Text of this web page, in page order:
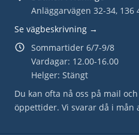
Anläggarvägen 32-34, 136
Se vägbeskrivning →
Sommartider 6/7-9/8
Vardagar: 12.00-16.00
Helger: Stängt
Du kan ofta nå oss på mail
öppettider. Vi svarar då i mån